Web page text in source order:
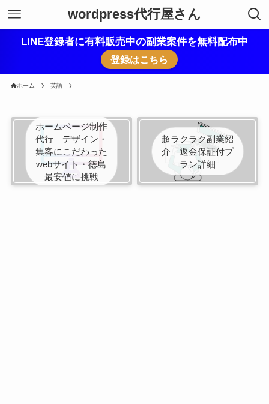
wordpress代行屋さん
LINE登録者に有料販売中の副業案件を無料配布中
登録はこちら
ホーム 英語
ホームページ制作
代行｜デザイン・
集客にこだわった
webサイト・徳島
最安値に挑戦
超ラクラク副業紹
介｜返金保証付プ
ラン詳細